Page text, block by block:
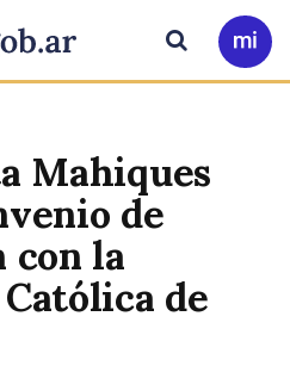
Ir
a
Buscar
Mahiques
de
con la
de